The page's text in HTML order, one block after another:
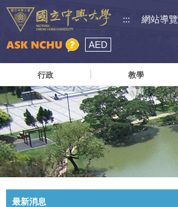
::: 網站導覽
AED
行政 教學
最新消息